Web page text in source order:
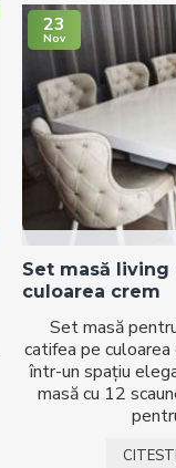
23
Nov
Set masă living
culoarea crem
Set masă
catifea pe
într-un spațiu
masă cu 12